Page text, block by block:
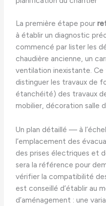
La première étape pour
à établir un diagnostic
commencé par lister les
chaudière ancienne, un
ventilation inexistante.
distinguer les travaux de
étanchéité) des travaux
mobilier, décoration salle
Un plan détaillé — à
l’emplacement des
des prises électriques et
sera la référence pour
vérifier la compatibilité
est conseillé d’établir au
d’aménagement : une